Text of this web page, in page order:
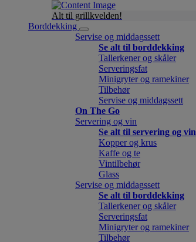
Alt til grillkvelden!
Borddekking
Servise og middagssett
Se alt til borddekking
Tallerkener og skåler
Serveringsfat
Minigryter og ramekiner
Tilbehør
Servise og middagssett
On The Go
Servering og vin
Se alt til servering og vin
Kopper og krus
Kaffe og te
Vintilbehør
Glass
Servise og middagssett
Se alt til borddekking
Tallerkener og skåler
Serveringsfat
Minigryter og ramekiner
Tilbehør